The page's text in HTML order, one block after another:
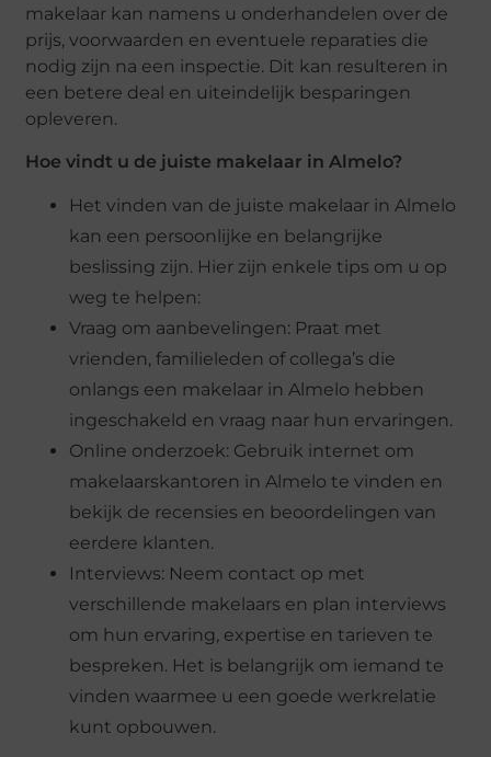
makelaar kan namens u onderhandelen over de
prijs, voorwaarden en eventuele reparaties die
nodig zijn na een inspectie. Dit kan resulteren in
een betere deal en uiteindelijk besparingen
opleveren.
Hoe vindt u de juiste makelaar in Almelo?
Het vinden van de juiste makelaar in Almelo
kan een persoonlijke en belangrijke
beslissing zijn. Hier zijn enkele tips om u op
weg te helpen:
Vraag om aanbevelingen: Praat met
vrienden, familieleden of collega’s die
onlangs een makelaar in Almelo hebben
ingeschakeld en vraag naar hun ervaringen.
Online onderzoek: Gebruik internet om
makelaarskantoren in Almelo te vinden en
bekijk de recensies en beoordelingen van
eerdere klanten.
Interviews: Neem contact op met
verschillende makelaars en plan interviews
om hun ervaring, expertise en tarieven te
bespreken. Het is belangrijk om iemand te
vinden waarmee u een goede werkrelatie
kunt opbouwen.